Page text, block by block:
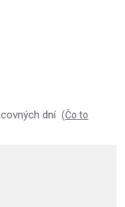
dní (Čo to